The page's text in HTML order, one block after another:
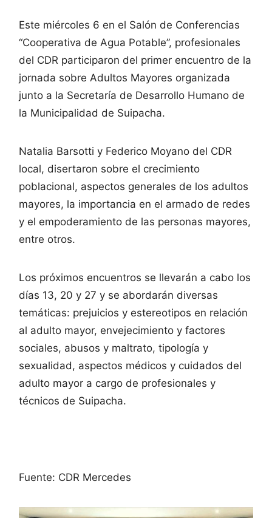
Este miércoles 6 en el Salón de Conferencias
“Cooperativa de Agua Potable”, profesionales
del CDR participaron del primer encuentro de la
jornada sobre Adultos Mayores organizada
junto a la Secretaría de Desarrollo Humano de
la Municipalidad de Suipacha.
Natalia Barsotti y Federico Moyano del CDR
local, disertaron sobre el crecimiento
poblacional, aspectos generales de los adultos
mayores, la importancia en el armado de redes
y el empoderamiento de las personas mayores,
entre otros.
Los próximos encuentros se llevarán a cabo los
días 13, 20 y 27 y se abordarán diversas
temáticas: prejuicios y estereotipos en relación
al adulto mayor, envejecimiento y factores
sociales, abusos y maltrato, tipología y
sexualidad, aspectos médicos y cuidados del
adulto mayor a cargo de profesionales y
técnicos de Suipacha.
Fuente: CDR Mercedes